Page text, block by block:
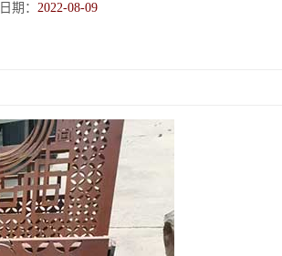
期： 2022-08-09